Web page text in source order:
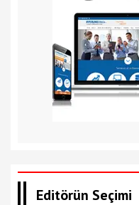
Editörün Seçimi